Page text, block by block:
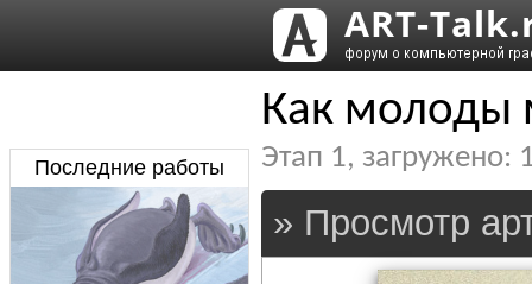
Как
Этап 1, загружено:
» Просмотр
Последние работы